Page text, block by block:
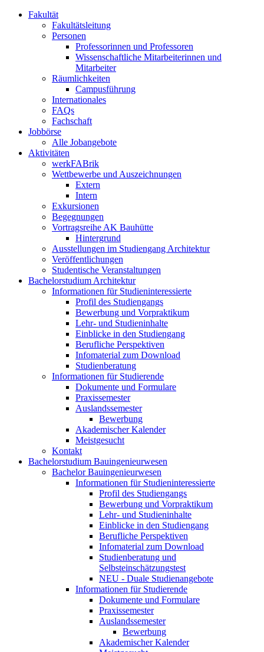
Fakultät
Fakultätsleitung
Personen
Professorinnen und Professoren
Wissenschaftliche Mitarbeiterinnen und
Mitarbeiter
Räumlichkeiten
Campusführung
Internationales
FAQs
Fachschaft
Jobbörse
Alle Jobangebote
Aktivitäten
werkFABrik
Wettbewerbe und Auszeichnungen
Extern
Intern
Exkursionen
Begegnungen
Vortragsreihe AK Bauhütte
Hintergrund
Ausstellungen im Studiengang Architektur
Veröffentlichungen
Studentische Veranstaltungen
Bachelorstudium Architektur
Informationen für Studieninteressierte
Profil des Studiengangs
Bewerbung und Vorpraktikum
Lehr- und Studieninhalte
Einblicke in den Studiengang
Berufliche Perspektiven
Infomaterial zum Download
Studienberatung
Informationen für Studierende
Dokumente und Formulare
Praxissemester
Auslandssemester
Bewerbung
Akademischer Kalender
Meistgesucht
Kontakt
Bachelorstudium Bauingenieurwesen
Bachelor Bauingenieurwesen
Informationen für Studieninteressierte
Profil des Studiengangs
Bewerbung und Vorpraktikum
Lehr- und Studieninhalte
Einblicke in den Studiengang
Berufliche Perspektiven
Infomaterial zum Download
Studienberatung und
Selbsteinschätzungstest
NEU - Duale Studienangebote
Informationen für Studierende
Dokumente und Formulare
Praxissemester
Auslandssemester
Bewerbung
Akademischer Kalender